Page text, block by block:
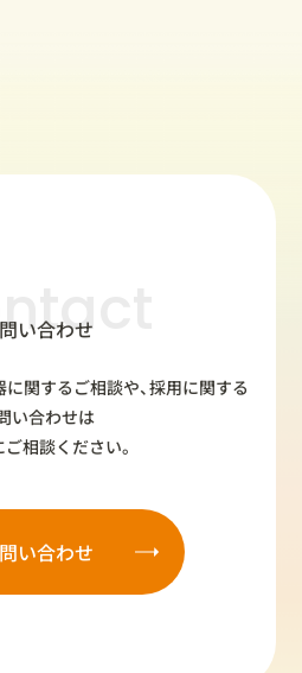
い合わせ
関するご相談や、採用に関する
い合わせは
相談ください。
い合わせ